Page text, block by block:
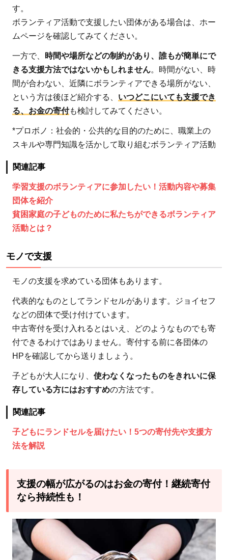
す。
ボランティア活動で支援したい団体がある場合は、ホー
ムページを確認してみてください。
一方で、
時間や場所などの制約があり、誰もが簡単にで
きる支援方法ではないかもしれません。時間がない、時
間が合わない、近隣にボランティアできる場所がない、
という方は後ほど紹介する、 いつどこにいても支援でき
る、お金の寄付も検討してみてください。
*プロボノ：社会的・公共的な目的のために、職業上の
スキルや専門知識を活かして取り組むボランティア活動
関連記事
学習支援のボランティアに参加したい！活動内容や募集
団体を紹介
貧困家庭の子どものために私たちができるボランティア
活動とは？
モノで支援
モノの支援を求めている団体もあります。
代表的なものとしてランドセルがあります。ジョイセフ
などの団体で受け付けています。
中古寄付を受け入れるとはいえ、どのようなものでも寄
付できるわけではありません。寄付する前に各団体の
HPを確認してから送りましょう。
子どもが大人になり、 使わなくなったものをきれいに保
存している方にはおすすめの方法です。
関連記事
子どもにランドセルを届けたい！5つの寄付先や支援方
法を解説
支援の幅が広がるのはお金の寄付！継続寄付
なら持続性も！